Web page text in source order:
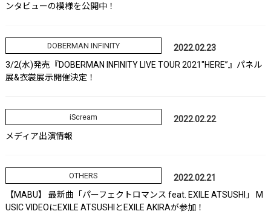
ンタビューの模様を公開中！
DOBERMAN INFINITY
2022.02.23
3/2(水)発売『DOBERMAN INFINITY LIVE TOUR 2021″HERE”』パネル
展&衣裳展示開催決定！
iScream
2022.02.22
メディア出演情報
OTHERS
2022.02.21
【MABU】 最新曲「パーフェクトロマンス feat. EXILE ATSUSHI」 M
USIC VIDEOにEXILE ATSUSHIとEXILE AKIRAが参加！